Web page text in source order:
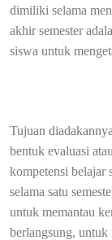
dimiliki selama
akhir semester
siswa untuk
Tujuan
bentuk evaluasi
kompetensi belajar
selama satu
untuk memantau
berlangsung,